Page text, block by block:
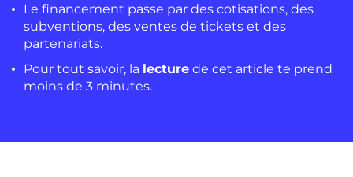
Le financement passe par des cotisations, des
subventions, des ventes de tickets et des
partenariats.
Pour tout savoir, la lecture de cet article te prend
moins de 3 minutes.